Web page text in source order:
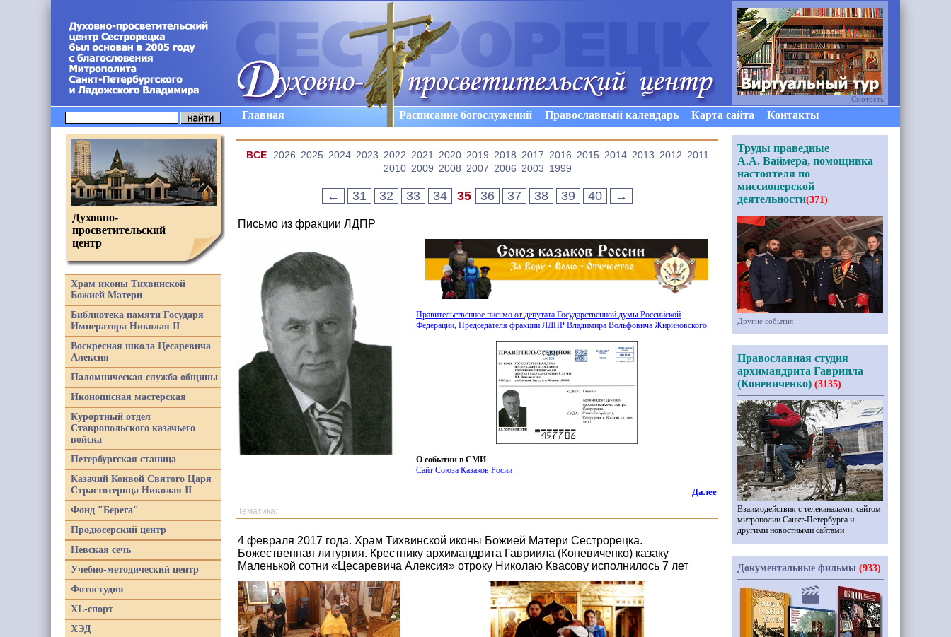
Главная Расписание богослужений Православный календарь Карта сайта Контакты
ВCE 2026 2025 2024 2023 2022 2021 2020 2019 2018 2017 2016 2015 2014 2013 2012 2011
2010 2009 2008 2007 2006 2003 1999
← 31 32 33 34 35 36 37 38 39 40 →
Письмо из фракции ЛДПР
Правительственное письмо от депутата Государственной думы Российской
Федерации, Председателя фракции ЛДПР Владимира Вольфовича Жириновского
О событии в СМИ
Сайт Союза Казаков Росии
Далее
Тематика:
4 февраля 2017 года. Храм Тихвинской иконы Божией Матери Сестрорецка.
Божественная литургия. Крестнику архимандрита Гавриила (Коневиченко) казаку
Маленькой сотни «Цесаревича Алексия» отроку Николаю Квасову исполнилось 7 лет
Духовно-
просветительский
центр
Храм иконы Тихвинской
Божией Матери
Библиотека памяти Государя
Императора Николая II
Воскресная школа Цесаревича
Алексия
Паломническая служба общины
Иконописная мастерская
Курортный отдел
Ставропольского казачьего
войска
Петербургская станица
Казачий Конвой Святого Царя
Страстотерпца Николая II
Фонд "Берега"
Продюсерский центр
Невская сечь
Учебно-методический центр
Фотостудия
XL-спорт
ХЭД
Смотреть
Труды праведные
А.А. Ваймера, помощника
настоятеля по
миссионерской
деятельности(371)
Другие события
Православная студия
архимандрита Гавриила
(Коневиченко) (3135)
Взаимодействия с телеканалами, сайтом
митрополии Санкт-Петербурга и
другими новостными сайтами
Документальные фильмы (933)